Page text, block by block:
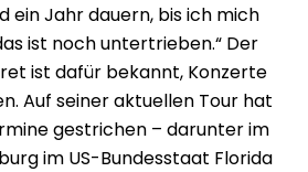
ein Jahr dauern, bis ich mich
ist noch untertrieben.“ Der
ist dafür bekannt, Konzerte
Auf seiner aktuellen Tour hat
gestrichen – darunter im
im US-Bundesstaat Florida